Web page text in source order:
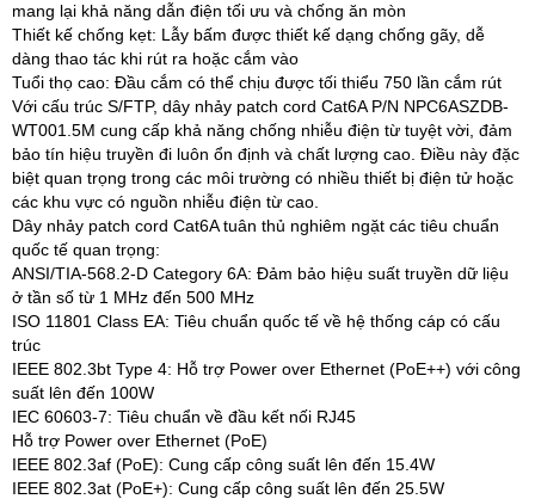
mang lại khả năng dẫn điện tối ưu và chống ăn mòn
Thiết kế chống kẹt: Lẫy bấm được thiết kế dạng chống gãy, dễ
dàng thao tác khi rút ra hoặc cắm vào
Tuổi thọ cao: Đầu cắm có thể chịu được tối thiểu 750 lần cắm rút
Với cấu trúc S/FTP, dây nhảy patch cord Cat6A P/N NPC6ASZDB-
WT001.5M cung cấp khả năng chống nhiễu điện từ tuyệt vời, đảm
bảo tín hiệu truyền đi luôn ổn định và chất lượng cao. Điều này đặc
biệt quan trọng trong các môi trường có nhiều thiết bị điện tử hoặc
các khu vực có nguồn nhiễu điện từ cao.
Dây nhảy patch cord Cat6A tuân thủ nghiêm ngặt các tiêu chuẩn
quốc tế quan trọng:
ANSI/TIA-568.2-D Category 6A: Đảm bảo hiệu suất truyền dữ liệu
ở tần số từ 1 MHz đến 500 MHz
ISO 11801 Class EA: Tiêu chuẩn quốc tế về hệ thống cáp có cấu
trúc
IEEE 802.3bt Type 4: Hỗ trợ Power over Ethernet (PoE++) với công
suất lên đến 100W
IEC 60603-7: Tiêu chuẩn về đầu kết nối RJ45
Hỗ trợ Power over Ethernet (PoE)
IEEE 802.3af (PoE): Cung cấp công suất lên đến 15.4W
IEEE 802.3at (PoE+): Cung cấp công suất lên đến 25.5W